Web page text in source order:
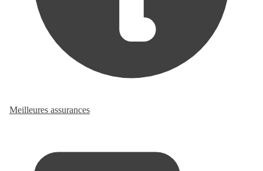
Meilleures assurances